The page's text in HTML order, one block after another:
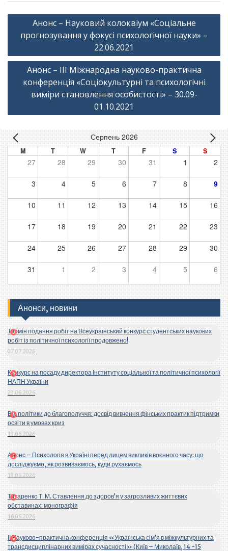
Навігація
записів
Анонс – Науковий колоквіум «Соціальне
прогнозування у фокусі психологічної науки» –
22.06.2021
Анонс – ІІІ Міжнародна науково-практична
конференція «Соціокультурні та психологічні
виміри становлення особистості» – 30.09-
01.10.2021
Серпень 2026
M T W T F S S
27 28 29 30 31 1 2
3 4 5 6 7 8 9
10 11 12 13 14 15 16
17 18 19 20 21 22 23
24 25 26 27 28 29 30
31 1 2 3 4 5 6
Анонси, новини
Термін подання робіт на Всеукраїнський конкурс студентських наукових
робіт із політичної психології продовжено!
07.07.2026
Конкурс на посаду директора Інституту соціальної та політичної психології
НАПН України
23.06.2026
Від політики до благополуччя: досвід вивчення фінських практик підтримки
освіти в умовах криз
19.06.2026
Анонс – Психологія в Україні перед лицем викликів воєнного часу: що
досліджуємо, як розвиваємось, куди рухаємось
18.06.2026
Титаренко Т. М. Ставлення до здоров’я у загрозливих життєвих
обставинах: монографія
16.06.2026
ІІ Науково-практична конференція «Українська сім’я в міжкультурних та
трансдисциплінарних вимірах сучасності» (Київ – Миколаїв, 14 -15